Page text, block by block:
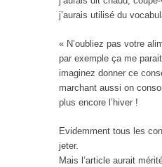
j’aurais utilisé du
« N’oubliez pas votre
par exemple ça me
imaginez donner ce
marchant aussi on
plus encore l’hiver !
Evidemment tous les
jeter.
Mais l’article aurait